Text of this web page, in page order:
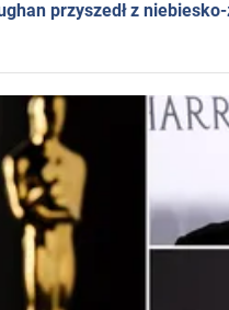
przyszedł z